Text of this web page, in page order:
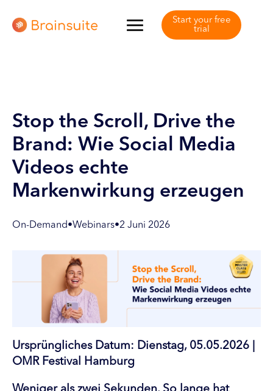
Start your free
trial
Stop the Scroll, Drive the
Brand: Wie Social Media
Videos echte
Markenwirkung erzeugen
On-Demand•Webinars•2 Juni 2026
Ursprüngliches Datum: Dienstag, 05.05.2026 |
OMR Festival Hamburg